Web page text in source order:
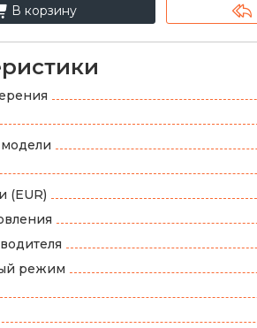
В корзину arrowshape_turn_up_left_2
(EUR)
режим